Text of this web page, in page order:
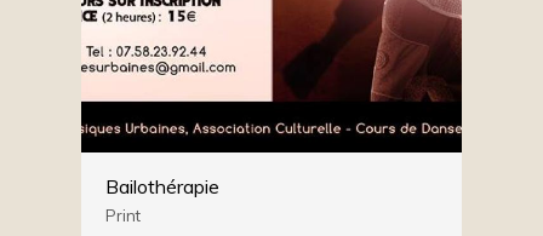
Bailothérapie
Print